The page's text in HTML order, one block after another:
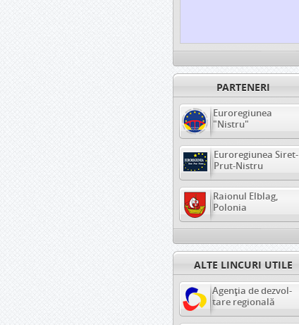
PARTENERI
Euroregiunea
"Nistru"
Euroregiunea Siret-
Prut-Nistru
Raionul Elblag,
Polonia
ALTE LINCURI UTILE
Agenţia de dezvol-
tare regională